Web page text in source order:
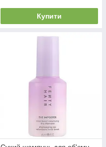
Купити